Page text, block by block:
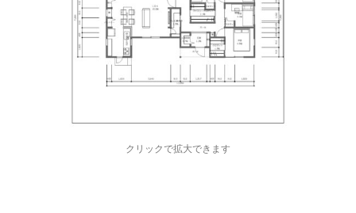
クリックで拡大できます